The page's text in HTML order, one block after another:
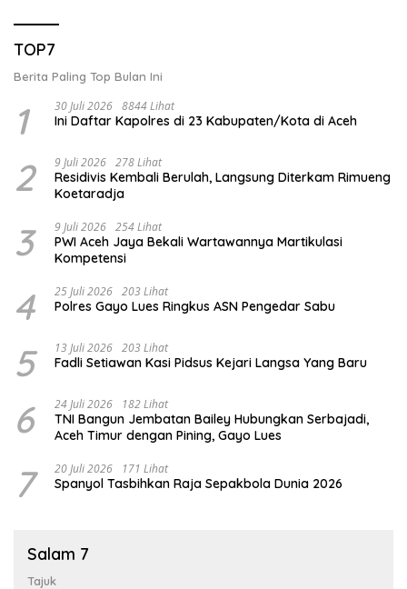
TOP7
Berita Paling Top Bulan Ini
1 30 Juli 2026 8844 Lihat
Ini Daftar Kapolres di 23 Kabupaten/Kota di Aceh
2 9 Juli 2026 278 Lihat
Residivis Kembali Berulah, Langsung Diterkam Rimueng
Koetaradja
3 9 Juli 2026 254 Lihat
PWI Aceh Jaya Bekali Wartawannya Martikulasi
Kompetensi
4 25 Juli 2026 203 Lihat
Polres Gayo Lues Ringkus ASN Pengedar Sabu
5 13 Juli 2026 203 Lihat
Fadli Setiawan Kasi Pidsus Kejari Langsa Yang Baru
6 24 Juli 2026 182 Lihat
TNI Bangun Jembatan Bailey Hubungkan Serbajadi,
Aceh Timur dengan Pining, Gayo Lues
7 20 Juli 2026 171 Lihat
Spanyol Tasbihkan Raja Sepakbola Dunia 2026
Salam 7
Tajuk